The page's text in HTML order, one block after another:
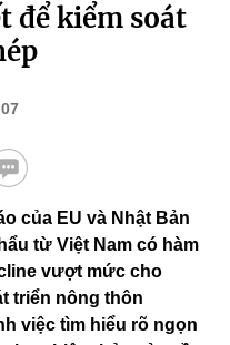
để kiểm soát
của EU và Nhật Bản
từ Việt Nam có hàm
vượt mức cho
triển nông thôn
việc tìm hiểu rõ ngọn